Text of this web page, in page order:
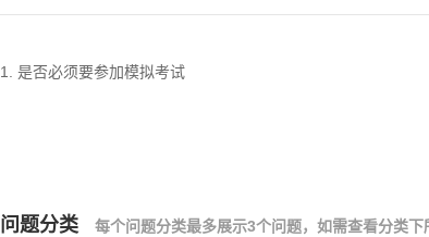
1. 是否必须要参加模拟考试
问题分类 每个问题分类最多展示3个问题，如需查看分类